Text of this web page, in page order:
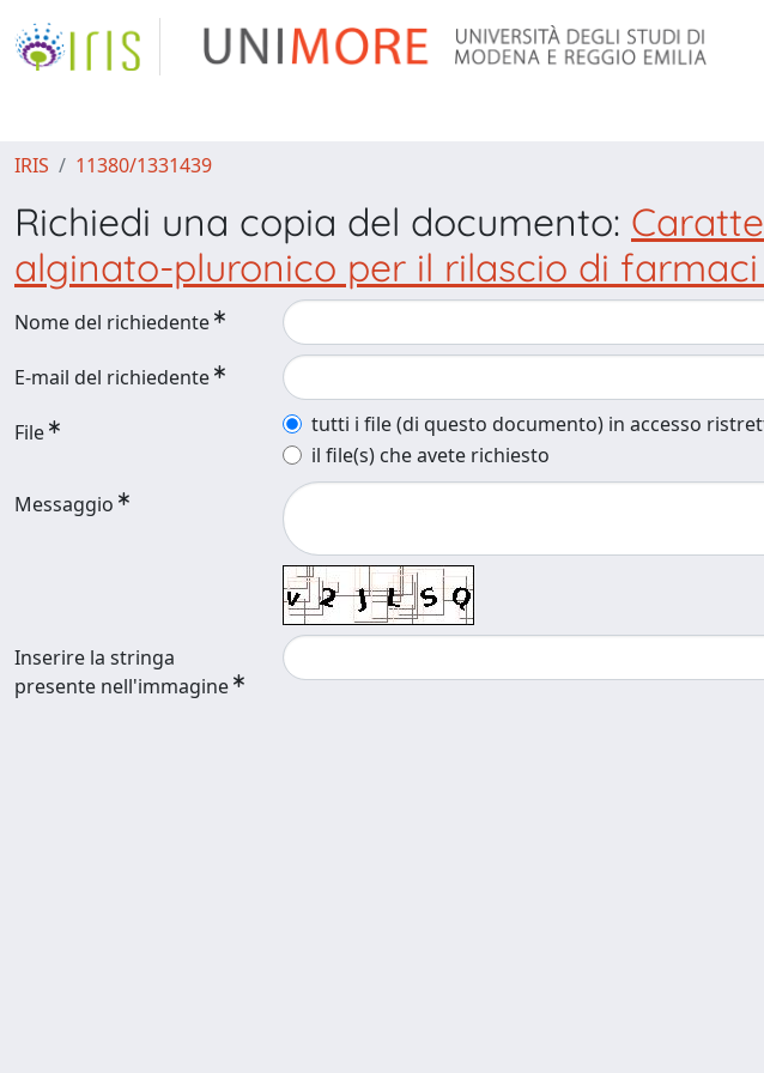
IRIS 11380/1331439
Richiedi una copia del documento:
alginato-pluronico per il rilascio di
Nome del richiedente
E-mail del richiedente
File
tutti i file (di questo documento) in accesso
il file(s) che avete richiesto
Messaggio
Inserire la stringa
presente nell'immagine